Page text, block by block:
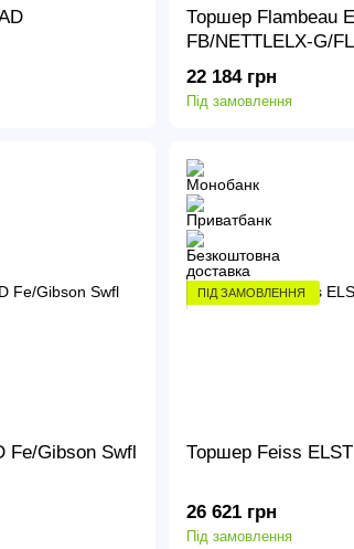
Торшер Flambeau
FB/NETTLELX-G/FL
22 184 грн
Під замовлення
Fe/Gibson Swfl
ПІД ЗАМОВЛЕННЯ
Торшер Feiss
26 621 грн
Під замовлення